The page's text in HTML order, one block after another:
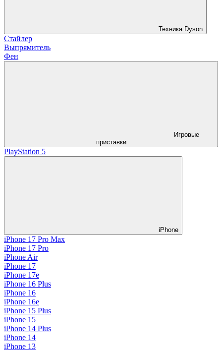
Техника Dyson
Стайлер
Выпрямитель
Фен
Игровые
приставки
PlayStation 5
iPhone
iPhone 17 Pro Max
iPhone 17 Pro
iPhone Air
iPhone 17
iPhone 17e
iPhone 16 Plus
iPhone 16
iPhone 16e
iPhone 15 Plus
iPhone 15
iPhone 14 Plus
iPhone 14
iPhone 13